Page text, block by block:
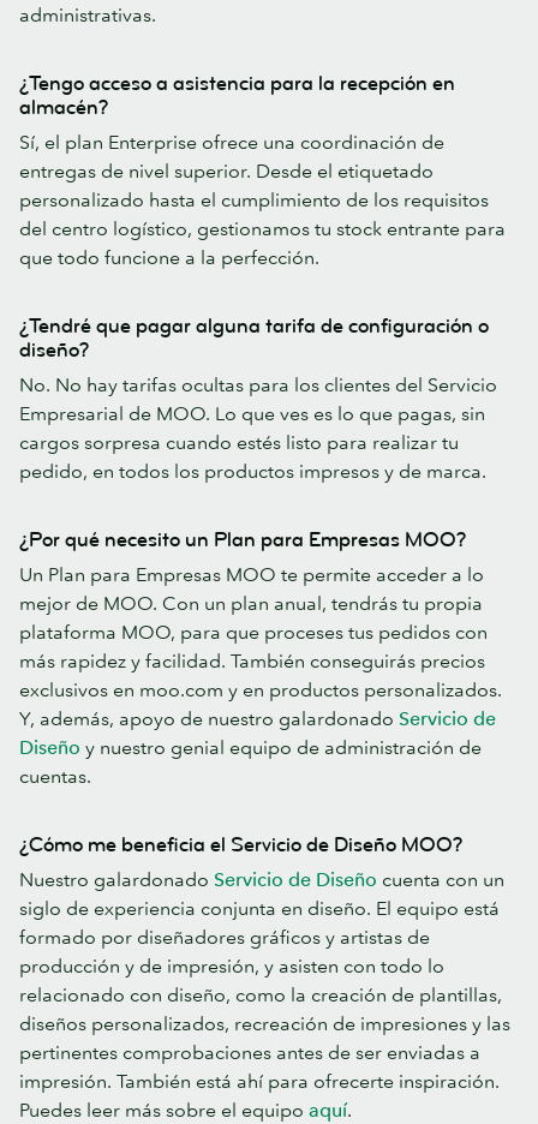
administrativas.
¿Tengo acceso a asistencia para la recepción en
almacén?
Sí, el plan Enterprise ofrece una coordinación de
entregas de nivel superior. Desde el etiquetado
personalizado hasta el cumplimiento de los requisitos
del centro logístico, gestionamos tu stock entrante para
que todo funcione a la perfección.
¿Tendré que pagar alguna tarifa de configuración o
diseño?
No. No hay tarifas ocultas para los clientes del Servicio
Empresarial de MOO. Lo que ves es lo que pagas, sin
cargos sorpresa cuando estés listo para realizar tu
pedido, en todos los productos impresos y de marca.
¿Por qué necesito un Plan para Empresas MOO?
Un Plan para Empresas MOO te permite acceder a lo
mejor de MOO. Con un plan anual, tendrás tu propia
plataforma MOO, para que proceses tus pedidos con
más rapidez y facilidad. También conseguirás precios
exclusivos en moo.com y en productos personalizados.
Y, además, apoyo de nuestro galardonado Servicio de
Diseño y nuestro genial equipo de administración de
cuentas.
¿Cómo me beneficia el Servicio de Diseño MOO?
Nuestro galardonado Servicio de Diseño cuenta con un
siglo de experiencia conjunta en diseño. El equipo está
formado por diseñadores gráficos y artistas de
producción y de impresión, y asisten con todo lo
relacionado con diseño, como la creación de plantillas,
diseños personalizados, recreación de impresiones y las
pertinentes comprobaciones antes de ser enviadas a
impresión. También está ahí para ofrecerte inspiración.
Puedes leer más sobre el equipo aquí.